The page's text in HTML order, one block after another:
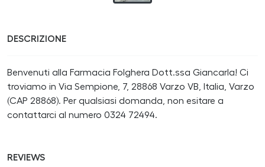
DESCRIZIONE
Benvenuti alla Farmacia Folghera Dott.ssa Giancarla! Ci
troviamo in Via Sempione, 7, 28868 Varzo VB, Italia, Varzo
(CAP 28868). Per qualsiasi domanda, non esitare a
contattarci al numero 0324 72494.
REVIEWS